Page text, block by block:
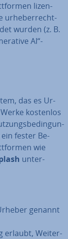
li­zen­
ur­he­ber­recht­
wurden (z. B.
AI“-
das es Ur­
kostenlos
ein fester Be­
wie
un­ter­
genannt
erlaubt, Wei­ter­